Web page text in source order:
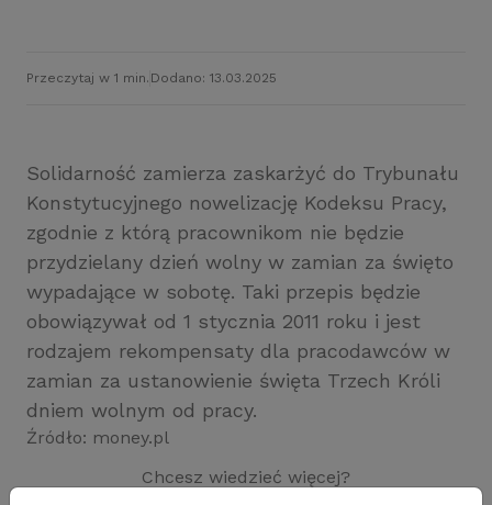
Przeczytaj w 1 min. Dodano: 13.03.2025
Solidarność zamierza zaskarżyć do Trybunału
Konstytucyjnego nowelizację Kodeksu Pracy,
zgodnie z którą pracownikom nie będzie
przydzielany dzień wolny w zamian za święto
wypadające w sobotę. Taki przepis będzie
obowiązywał od 1 stycznia 2011 roku i jest
rodzajem rekompensaty dla pracodawców w
zamian za ustanowienie święta Trzech Króli
dniem wolnym od pracy.
Źródło: money.pl
Chcesz wiedzieć więcej?